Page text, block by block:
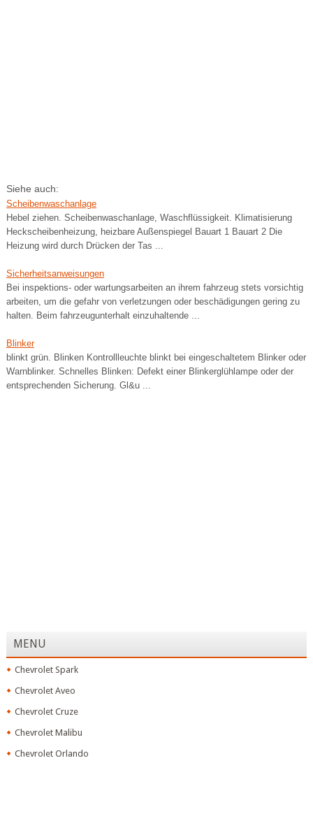
Siehe auch:
Scheibenwaschanlage
Hebel ziehen. Scheibenwaschanlage, Waschflüssigkeit. Klimatisierung
Heckscheibenheizung, heizbare Außenspiegel Bauart 1 Bauart 2 Die
Heizung wird durch Drücken der Tas ...
Sicherheitsanweisungen
Bei inspektions- oder wartungsarbeiten an ihrem fahrzeug stets vorsichtig
arbeiten, um die gefahr von verletzungen oder beschädigungen gering zu
halten. Beim fahrzeugunterhalt einzuhaltende ...
Blinker
blinkt grün. Blinken Kontrollleuchte blinkt bei eingeschaltetem Blinker oder
Warnblinker. Schnelles Blinken: Defekt einer Blinkerglühlampe oder der
entsprechenden Sicherung. Gl&u ...
MENU
Chevrolet Spark
Chevrolet Aveo
Chevrolet Cruze
Chevrolet Malibu
Chevrolet Orlando